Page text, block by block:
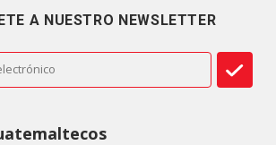
A NUESTRO NEWSLETTER